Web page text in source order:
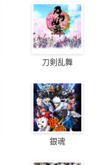
刀剣乱舞
銀魂